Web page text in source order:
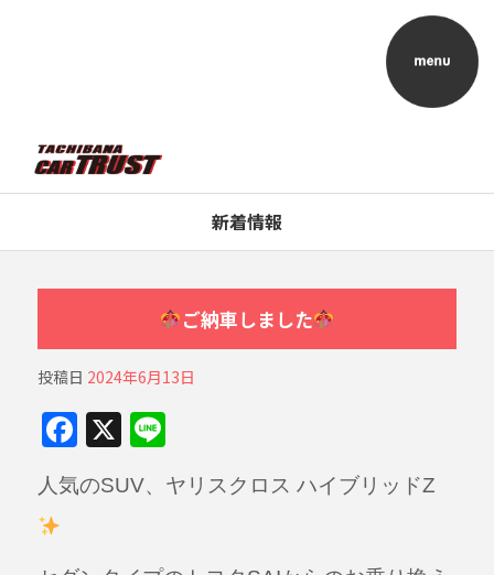
新着情報
ご納車しました
投稿日 2024年6月13日
F
a
c
X Li
n
e
人気のSUV、ヤリスクロス ハイブリッドZ